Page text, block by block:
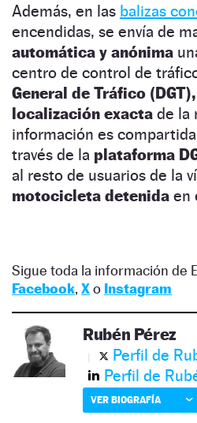
Además, en las balizas
encendidas, se envía de
automática y anónima
centro de control de
General de Tráfico (DGT),
localización exacta de la
información es
través de la plataforma
al resto de usuarios de la
motocicleta detenida en
Sigue toda la información de
Facebook, Xo Instagram
Rubén Pérez
Perfil de
Perfil de
VER BIOGRAFÍA